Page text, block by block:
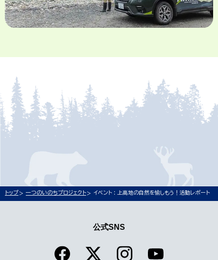
トップ 一つのいのちプロジェクト イベント : 上高地の自然を愉しもう！活動レポート
公式SNS